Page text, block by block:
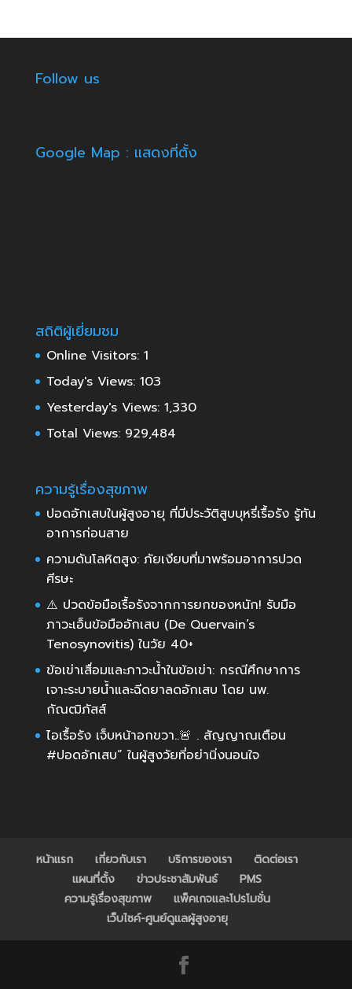
Follow us
Google Map : แสดงที่ตั้ง
สถิติผู้เยี่ยมชม
Online Visitors: 1
Today's Views: 103
Yesterday's Views: 1,330
Total Views: 929,484
ความรู้เรื่องสุขภาพ
ปอดอักเสบในผู้สูงอายุ ที่มีประวัติสูบบุหรี่เรื้อรัง รู้ทัน
อาการก่อนสาย
ความดันโลหิตสูง: ภัยเงียบที่มาพร้อมอาการปวด
ศีรษะ
⚠️ ปวดข้อมือเรื้อรังจากการยกของหนัก! รับมือ
ภาวะเอ็นข้อมืออักเสบ (De Quervain’s
Tenosynovitis) ในวัย 40+
ข้อเข่าเสื่อมและภาวะน้ำในข้อเข่า: กรณีศึกษาการ
เจาะระบายน้ำและฉีดยาลดอักเสบ โดย นพ.
กัณฒิภัสส์
ไอเรื้อรัง เจ็บหน้าอกขวา..🚨 . สัญญาณเตือน
#ปอดอักเสบ” ในผู้สูงวัยที่อย่านิ่งนอนใจ
หน้าแรก เกี่ยวกับเรา บริการของเรา
ติดต่อเรา
แผนที่ตั้ง
ข่าวประชาสัมพันธ์
PMS
ความรู้เรื่องสุขภาพ
แพ็คเกจและโปรโมชั่น
เว็บไซค์-ศูนย์ดูแลผู้สูงอายุ